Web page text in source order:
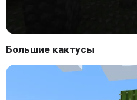
Большие кактусы